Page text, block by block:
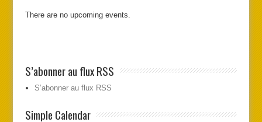
There are no upcoming events.
S’abonner au flux RSS
S’abonner au flux RSS
Simple Calendar